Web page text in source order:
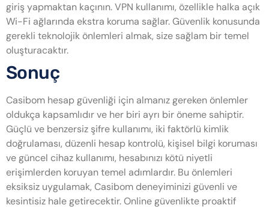
giriş yapmaktan kaçının. VPN kullanımı, özellikle halka açık
Wi-Fi ağlarında ekstra koruma sağlar. Güvenlik konusunda
gerekli teknolojik önlemleri almak, size sağlam bir temel
oluşturacaktır.
Sonuç
Casibom hesap güvenliği için almanız gereken önlemler
oldukça kapsamlıdır ve her biri ayrı bir öneme sahiptir.
Güçlü ve benzersiz şifre kullanımı, iki faktörlü kimlik
doğrulaması, düzenli hesap kontrolü, kişisel bilgi koruması
ve güncel cihaz kullanımı, hesabınızı kötü niyetli
erişimlerden koruyan temel adımlardır. Bu önlemleri
eksiksiz uygulamak, Casibom deneyiminizi güvenli ve
kesintisiz hale getirecektir. Online güvenlikte proaktif